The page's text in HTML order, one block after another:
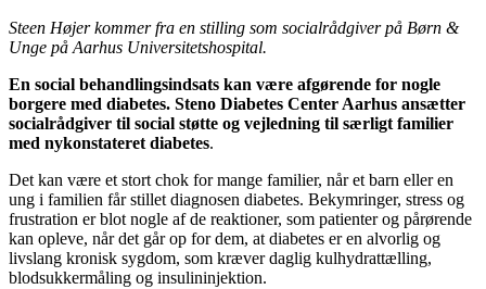
Steen Højer kommer fra en stilling som socialrådgiver på Børn &
Unge på Aarhus Universitetshospital.
En social behandlingsindsats kan være afgørende for nogle
borgere med diabetes. Steno Diabetes Center Aarhus ansætter
socialrådgiver til social støtte og vejledning til særligt familier
med nykonstateret diabetes.
Det kan være et stort chok for mange familier, når et barn eller en
ung i familien får stillet diagnosen diabetes. Bekymringer, stress og
frustration er blot nogle af de reaktioner, som patienter og pårørende
kan opleve, når det går op for dem, at diabetes er en alvorlig og
livslang kronisk sygdom, som kræver daglig kulhydrattælling,
blodsukkermåling og insulininjektion.